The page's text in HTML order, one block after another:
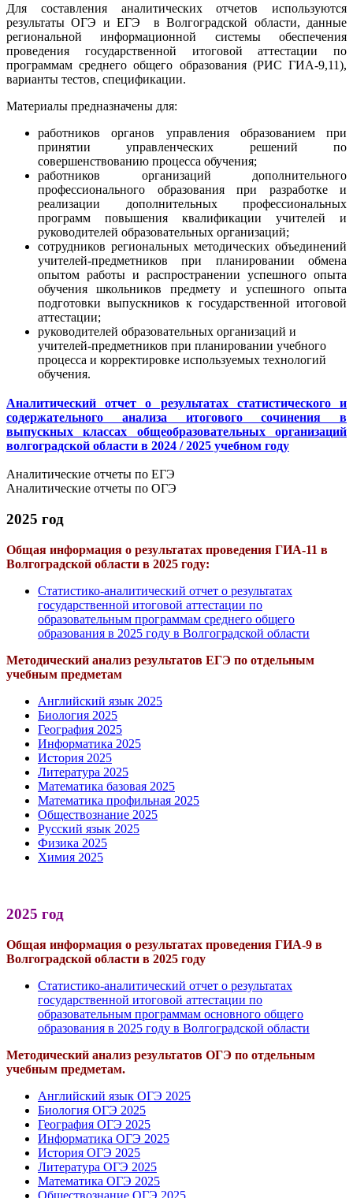
Для составления аналитических отчетов используются
результаты ОГЭ и ЕГЭ в Волгоградской области, данные
региональной информационной системы обеспечения
проведения государственной итоговой аттестации по
программам среднего общего образования (РИС ГИА-9,11),
варианты тестов, спецификации.
Материалы предназначены для:
работников органов управления образованием при
принятии управленческих решений по
совершенствованию процесса обучения;
работников организаций дополнительного
профессионального образования при разработке и
реализации дополнительных профессиональных
программ повышения квалификации учителей и
руководителей образовательных организаций;
сотрудников региональных методических объединений
учителей-предметников при планировании обмена
опытом работы и распространении успешного опыта
обучения школьников предмету и успешного опыта
подготовки выпускников к государственной итоговой
аттестации;
руководителей образовательных организаций и
учителей-предметников при планировании учебного
процесса и корректировке используемых технологий
обучения.
Аналитический отчет о результатах статистического и
содержательного анализа итогового сочинения в
выпускных классах общеобразовательных организаций
волгоградской области в 2024 / 2025 учебном году
Аналитические отчеты по ЕГЭ
Аналитические отчеты по ОГЭ
2025 год
Общая информация о результатах проведения ГИА-11 в
Волгоградской области в 2025 году:
Статистико-аналитический отчет о результатах
государственной итоговой аттестации по
образовательным программам среднего общего
образования в 2025 году в Волгоградской области
Методический анализ результатов ЕГЭ по отдельным
учебным предметам
Английский язык 2025
Биология 2025
География 2025
Информатика 2025
История 2025
Литература 2025
Математика базовая 2025
Математика профильная 2025
Обществознание 2025
Русский язык 2025
Физика 2025
Химия 2025
2025 год
Общая информация о результатах проведения ГИА-9 в
Волгоградской области в 2025 году
Статистико-аналитический отчет о результатах
государственной итоговой аттестации по
образовательным программам основного общего
образования в 2025 году в Волгоградской области
Методический анализ результатов ОГЭ по отдельным
учебным предметам.
Английский язык ОГЭ 2025
Биология ОГЭ 2025
География ОГЭ 2025
Информатика ОГЭ 2025
История ОГЭ 2025
Литература ОГЭ 2025
Математика ОГЭ 2025